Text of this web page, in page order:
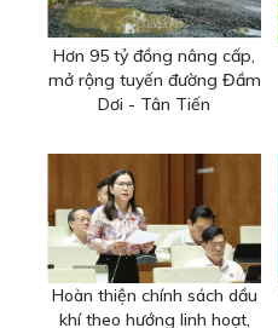
Hơn 95 tỷ đồng nâng cấp,
mở rộng tuyến đường Đầm
Dơi - Tân Tiến
Hoàn thiện chính sách dầu
khí theo hướng linh hoạt,